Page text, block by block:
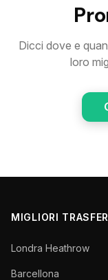
Dicci dove e
loro
MIGLIORI
Londra Heathrow
Barcellona